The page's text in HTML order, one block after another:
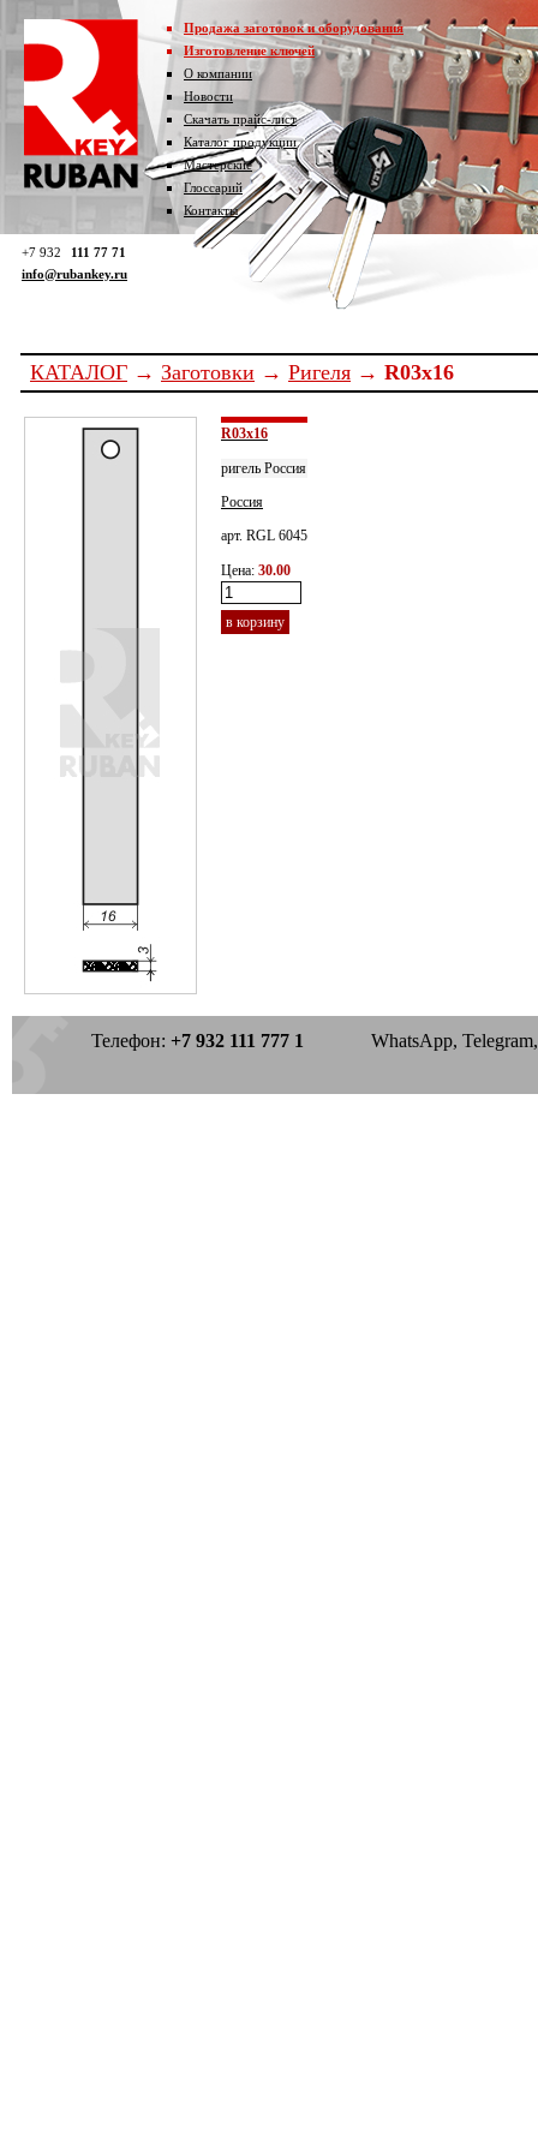
+7 932
111 77 71
info@rubankey.ru
Продажа заготовок и оборудования
Изготовление ключей
О компании
Новости
Скачать прайс-лист
Каталог продукции
Мастерские
Глоссарий
Контакты
КАТАЛОГ → Заготовки → Ригеля → R03x16
R03x16
ригель Россия
Россия
арт. RGL 6045
Цена: 30.00
в корзину
Телефон: +7 932 111 777 1 WhatsApp, Telegram,